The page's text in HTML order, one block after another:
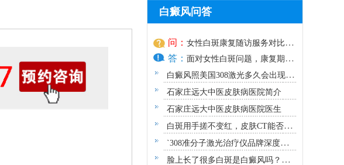
白癜风问答
问： 女性白斑康复随访服务对比：
好医院该做到哪些
答： 面对女性白斑问题，康复期的
随访服
白癜风照美国308激光多久会出现效
果？
石家庄远大中医皮肤病医院简介
石家庄远大中医皮肤病医院医生
白斑用手搓不变红，皮肤CT能否确
诊白癜风？
`308准分子激光治疗仪品牌深度解
析：专业视角下的优选指南`
脸上长了很多白斑是白癜风吗？需